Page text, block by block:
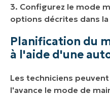
3. Configurez le mode
options décrites dans
Planification du
à l'aide d'une
Les techniciens
l'avance le mode de